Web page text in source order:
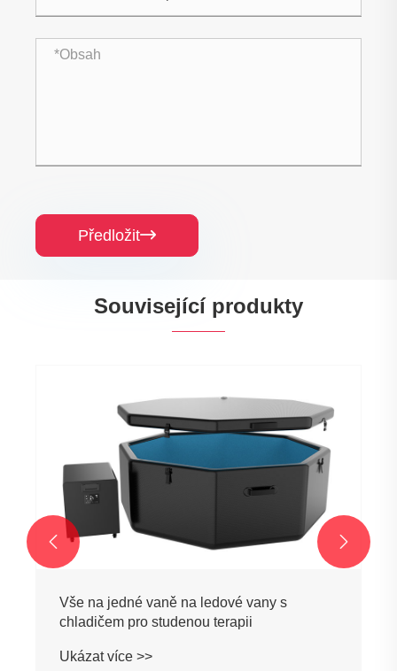
Předložit
Související produkty
Vše v jedné vaně studené vody s chladičem
 